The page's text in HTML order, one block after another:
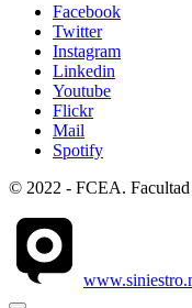
Facebook
Twitter
Instagram
Linkedin
Youtube
Flickr
Mail
Spotify
© 2022 - FCEA. Facultad